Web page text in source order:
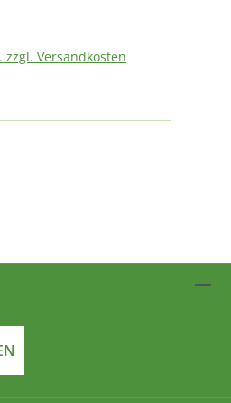
zzgl. Versandkosten